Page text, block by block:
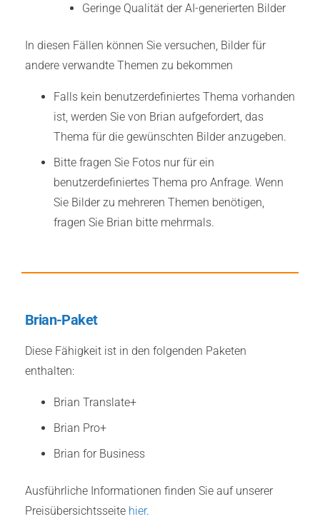
Geringe Qualität der AI-generierten Bilder
In diesen Fällen können Sie versuchen, Bilder für
andere verwandte Themen zu bekommen
Falls kein benutzerdefiniertes Thema vorhanden
ist, werden Sie von Brian aufgefordert, das
Thema für die gewünschten Bilder anzugeben.
Bitte fragen Sie Fotos nur für ein
benutzerdefiniertes Thema pro Anfrage. Wenn
Sie Bilder zu mehreren Themen benötigen,
fragen Sie Brian bitte mehrmals.
Brian-Paket
Diese Fähigkeit ist in den folgenden Paketen
enthalten:
Brian Translate+
Brian Pro+
Brian for Business
Ausführliche Informationen finden Sie auf unserer
Preisübersichtsseite hier.